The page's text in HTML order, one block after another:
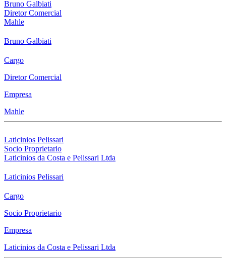
Bruno Galbiati
Diretor Comercial
Mahle
Bruno Galbiati
Cargo
Diretor Comercial
Empresa
Mahle
Laticinios Pelissari
Socio Proprietario
Laticinios da Costa e Pelissari Ltda
Laticinios Pelissari
Cargo
Socio Proprietario
Empresa
Laticinios da Costa e Pelissari Ltda